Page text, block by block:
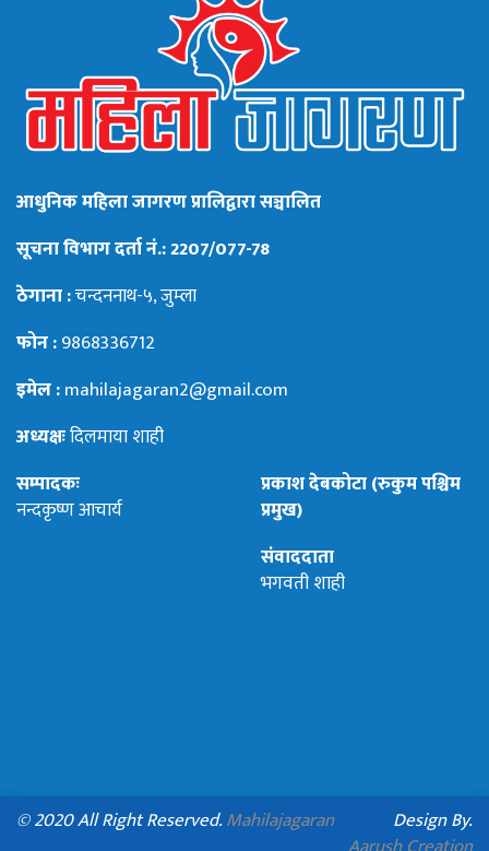
आधुनिक महिला जागरण प्रालिद्वारा सञ्चालित
सूचना विभाग दर्ता नं.: 2207/077-78
ठेगाना :चन्दननाथ-५, जुम्ला
फोन :9868336712
इमेल :mahilajagaran2@gmail.com
अध्यक्षःदिलमाया शाही
सम्पादकः
नन्दकृष्ण आचार्य
प्रकाश देबकोटा (रुकुम पश्चिम
प्रमुख)
संवाददाता
भगवती शाही
© 2020 All Right Reserved.Mahilajagaran
Design By.